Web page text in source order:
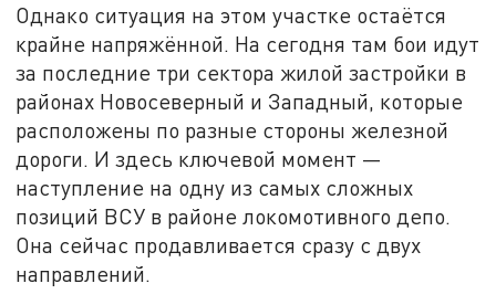
Однако ситуация на этом участке остаётся
крайне напряжённой. На сегодня там бои идут
за последние три сектора жилой застройки в
районах Новосеверный и Западный, которые
расположены по разные стороны железной
дороги. И здесь ключевой момент —
наступление на одну из самых сложных
позиций ВСУ в районе локомотивного депо.
Она сейчас продавливается сразу с двух
направлений.